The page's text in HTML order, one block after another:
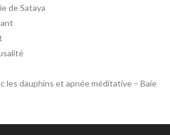
de Sataya
les dauphins et apnée méditative – Baie